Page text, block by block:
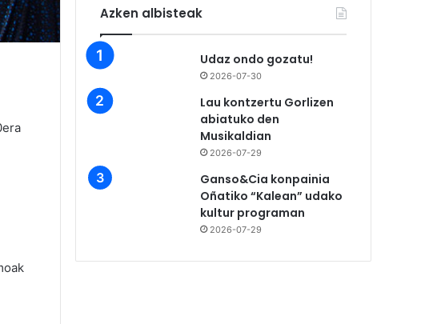
Azken albisteak
Udaz ondo gozatu!
2026-07-30
Lau kontzertu Gorlizen
abiatuko den
Musikaldian
2026-07-29
Ganso&Cia konpainia
Oñatiko “Kalean” udako
kultur programan
2026-07-29